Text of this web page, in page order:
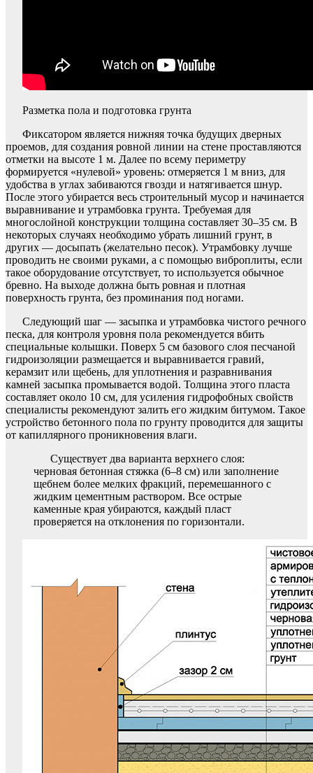
Разметка пола и подготовка грунта
Фиксатором является нижняя точка будущих дверных
проемов, для создания ровной линии на стене проставляются
отметки на высоте 1 м. Далее по всему периметру
формируется «нулевой» уровень: отмеряется 1 м вниз, для
удобства в углах забиваются гвозди и натягивается шнур.
После этого убирается весь строительный мусор и начинается
выравнивание и утрамбовка грунта. Требуемая для
многослойной конструкции толщина составляет 30–35 см. В
некоторых случаях необходимо убрать лишний грунт, в
других — досыпать (желательно песок). Утрамбовку лучше
проводить не своими руками, а с помощью виброплиты, если
такое оборудование отсутствует, то используется обычное
бревно. На выходе должна быть ровная и плотная
поверхность грунта, без проминания под ногами.
Следующий шаг — засыпка и утрамбовка чистого речного
песка, для контроля уровня пола рекомендуется вбить
специальные колышки. Поверх 5 см базового слоя песчаной
гидроизоляции размещается и выравнивается гравий,
керамзит или щебень, для уплотнения и разравнивания
камней засыпка промывается водой. Толщина этого пласта
составляет около 10 см, для усиления гидрофобных свойств
специалисты рекомендуют залить его жидким битумом. Такое
устройство бетонного пола по грунту проводится для защиты
от капиллярного проникновения влаги.
Существует два варианта верхнего слоя:
черновая бетонная стяжка (6–8 см) или заполнение
щебнем более мелких фракций, перемешанного с
жидким цементным раствором. Все острые
каменные края убираются, каждый пласт
проверяется на отклонения по горизонтали.